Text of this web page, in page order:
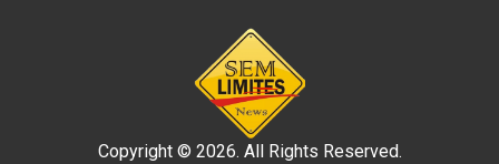
Copyright © 2026. All Rights Reserved.